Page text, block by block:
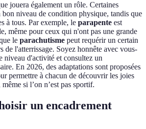
jouera également un rôle. Certaines
bon niveau de condition physique, tandis que
à tous. Par exemple, le parapente est
même pour ceux qui n'ont pas une grande
le parachutisme peut requérir un certain
de l'atterrissage. Soyez honnête avec vous-
niveau d'activité et consultez un
En 2026, des adaptations sont proposées
permettre à chacun de découvrir les joies
si l’on n’est pas sportif.
un encadrement